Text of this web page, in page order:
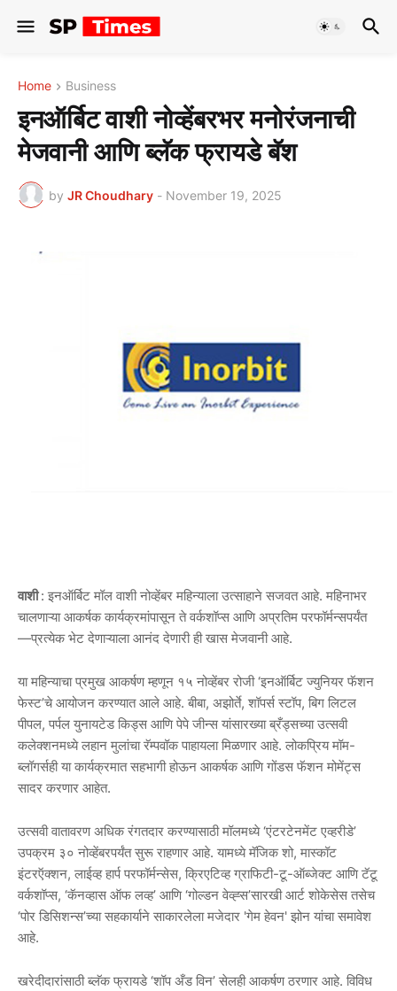
Home Business
इनऑर्बिट वाशी नोव्हेंबरभर मनोरंजनाची
मेजवानी आणि ब्लॅक फ्रायडे बॅश
by JR Choudhary - November 19, 2025
वाशी: इनऑर्बिट मॉल वाशी नोव्हेंबर महिन्याला उत्साहाने सजवत आहे. महिनाभर
चालणाऱ्या आकर्षक कार्यक्रमांपासून ते वर्कशॉप्स आणि अप्रतिम परफॉर्मन्सपर्यंत
—प्रत्येक भेट देणाऱ्याला आनंद देणारी ही खास मेजवानी आहे.
या महिन्याचा प्रमुख आकर्षण म्हणून १५ नोव्हेंबर रोजी ‘इनऑर्बिट ज्युनियर फॅशन
फेस्ट’चे आयोजन करण्यात आले आहे. बीबा, अझोर्ते, शॉपर्स स्टॉप, बिग लिटल
पीपल, पर्पल युनायटेड किड्स आणि पेपे जीन्स यांसारख्या ब्रँड्सच्या उत्सवी
कलेक्शनमध्ये लहान मुलांचा रॅम्पवॉक पाहायला मिळणार आहे. लोकप्रिय मॉम-
ब्लॉगर्सही या कार्यक्रमात सहभागी होऊन आकर्षक आणि गोंडस फॅशन मोमेंट्स
सादर करणार आहेत.
उत्सवी वातावरण अधिक रंगतदार करण्यासाठी मॉलमध्ये ‘एंटरटेनमेंट एव्हरीडे’
उपक्रम ३० नोव्हेंबरपर्यंत सुरू राहणार आहे. यामध्ये मॅजिक शो, मास्कॉट
इंटरऍक्शन, लाईव्ह हार्प परफॉर्मन्सेस, क्रिएटिव्ह ग्राफिटी-टू-ऑब्जेक्ट आणि टॅटू
वर्कशॉप्स, ‘कॅनव्हास ऑफ लव्ह’ आणि ‘गोल्डन वेव्ह्स’सारखी आर्ट शोकेसेस तसेच
‘पोर डिसिशन्स’च्या सहकार्याने साकारलेला मजेदार 'गेम हेवन' झोन यांचा समावेश
आहे.
खरेदीदारांसाठी ब्लॅक फ्रायडे ‘शॉप अँड विन’ सेलही आकर्षण ठरणार आहे. विविध